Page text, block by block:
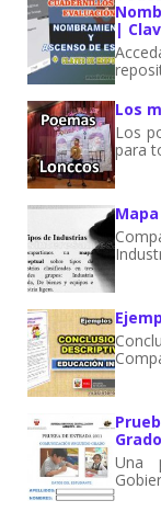
|
Los
Los
para
Grado
Una